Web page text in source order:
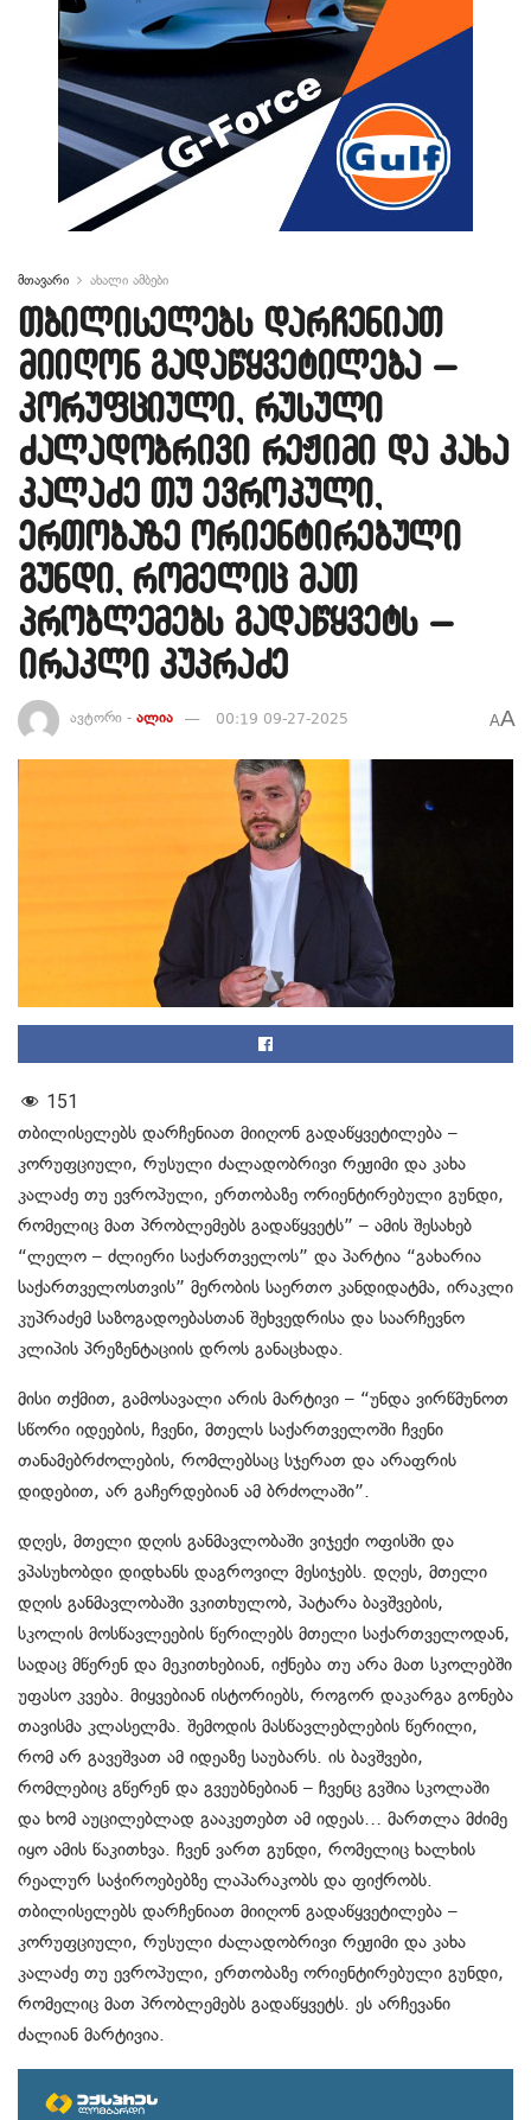
მთავარი ახალი ამბები
თბილისელებს დარჩენიათ
მიიღონ გადაწყვეტილება –
კორუფციული, რუსული
ძალადობრივი რეჟიმი და კახა
კალაძე თუ ევროპული,
ერთობაზე ორიენტირებული
გუნდი, რომელიც მათ
პრობლემებს გადაწყვეტს –
ირაკლი კუპრაძე
ავტორი - ალია 00:19 09-27-2025 AA
151
თბილისელებს დარჩენიათ მიიღონ გადაწყვეტილება –
კორუფციული, რუსული ძალადობრივი რეჟიმი და კახა
კალაძე თუ ევროპული, ერთობაზე ორიენტირებული გუნდი,
რომელიც მათ პრობლემებს გადაწყვეტს” – ამის შესახებ
“ლელო – ძლიერი საქართველოს” და პარტია “გახარია
საქართველოსთვის” მერობის საერთო კანდიდატმა, ირაკლი
კუპრაძემ საზოგადოებასთან შეხვედრისა და საარჩევნო
კლიპის პრეზენტაციის დროს განაცხადა.
მისი თქმით, გამოსავალი არის მარტივი – “უნდა ვირწმუნოთ
სწორი იდეების, ჩვენი, მთელს საქართველოში ჩვენი
თანამებრძოლების, რომლებსაც სჯერათ და არაფრის
დიდებით, არ გაჩერდებიან ამ ბრძოლაში”.
დღეს, მთელი დღის განმავლობაში ვიჯექი ოფისში და
ვპასუხობდი დიდხანს დაგროვილ მესიჯებს. დღეს, მთელი
დღის განმავლობაში ვკითხულობ, პატარა ბავშვების,
სკოლის მოსწავლეების წერილებს მთელი საქართველოდან,
სადაც მწერენ და მეკითხებიან, იქნება თუ არა მათ სკოლებში
უფასო კვება. მიყვებიან ისტორიებს, როგორ დაკარგა გონება
თავისმა კლასელმა. შემოდის მასწავლებლების წერილი,
რომ არ გავეშვათ ამ იდეაზე საუბარს. ის ბავშვები,
რომლებიც გწერენ და გვეუბნებიან – ჩვენც გვშია სკოლაში
და ხომ აუცილებლად გააკეთებთ ამ იდეას… მართლა მძიმე
იყო ამის წაკითხვა. ჩვენ ვართ გუნდი, რომელიც ხალხის
რეალურ საჭიროებებზე ლაპარაკობს და ფიქრობს.
თბილისელებს დარჩენიათ მიიღონ გადაწყვეტილება –
კორუფციული, რუსული ძალადობრივი რეჟიმი და კახა
კალაძე თუ ევროპული, ერთობაზე ორიენტირებული გუნდი,
რომელიც მათ პრობლემებს გადაწყვეტს. ეს არჩევანი
ძალიან მარტივია.